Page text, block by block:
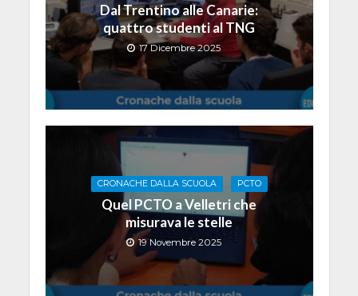
Dal Trentino alle Canarie:
quattro studenti al TNG
17 Dicembre 2025
CRONACHE DALLA SCUOLA PCTO
Quel PCTO a Velletri che
misurava le stelle
19 Novembre 2025